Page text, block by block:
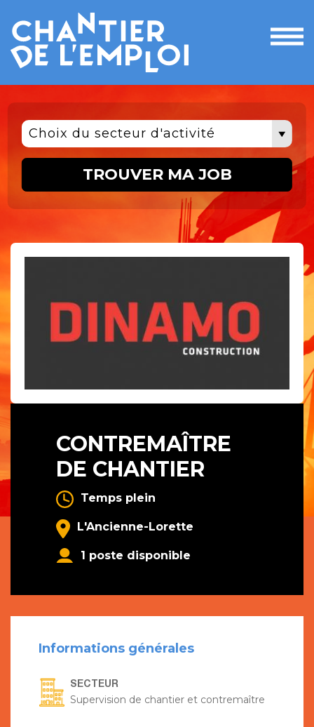
le
Choix du secteur d'activité
TROUVER MA JOB
CONTREMAÎTRE
DE CHANTIER
Temps plein
L'Ancienne-Lorette
1 poste disponible
Informations générales
SECTEUR
Supervision de chantier et contremaître